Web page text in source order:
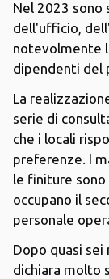
Nel 2023
dell'ufficio,
notevolmente
dipendenti del
La
serie di
che i locali
preferenze. I
le finiture
occupano il
personale
Dopo quasi
dichiara molto